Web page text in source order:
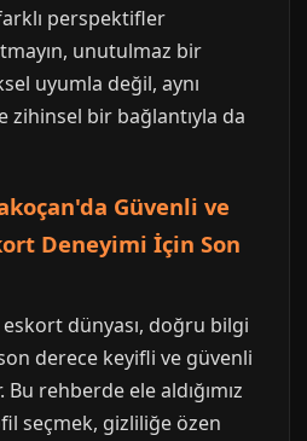
perspektifler
unutulmaz bir
uyumla değil, aynı
zihinsel bir bağlantıyla da
Güvenli ve
Deneyimi İçin Son
eskort dünyası, doğru bilgi
derece keyifli ve güvenli
rehberde ele aldığımız
seçmek, gizliliğe özen